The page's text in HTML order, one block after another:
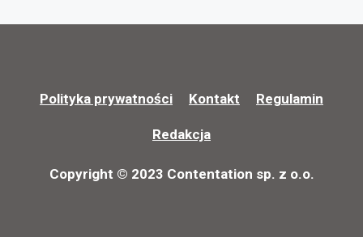
Polityka prywatności Kontakt Regulamin
Redakcja
Copyright © 2023 Contentation sp. z o.o.